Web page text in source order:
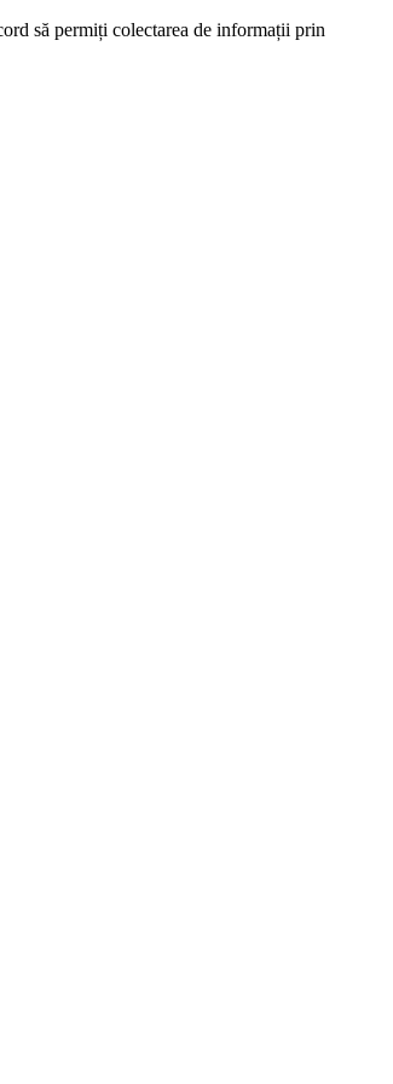
să permiți colectarea de informații prin